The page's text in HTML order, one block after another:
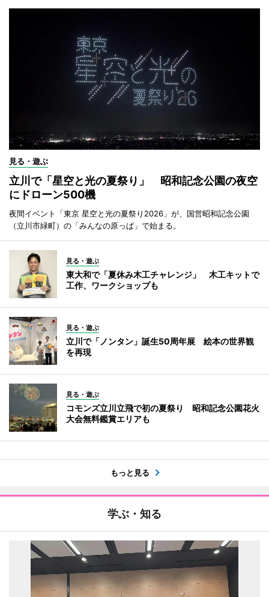
見る・遊ぶ
立川で「星空と光の夏祭り」 昭和記念公園の夜空
にドローン500機
夜間イベント「東京 星空と光の夏祭り2026」が、国営昭和記念公園
（立川市緑町）の「みんなの原っぱ」で始まる。
見る・遊ぶ
東大和で「夏休み木工チャレンジ」 木工キットで
工作、ワークショップも
見る・遊ぶ
立川で「ノンタン」誕生50周年展 絵本の世界観
を再現
見る・遊ぶ
コモンズ立川立飛で初の夏祭り 昭和記念公園花火
大会無料鑑賞エリアも
もっと見る
学ぶ・知る